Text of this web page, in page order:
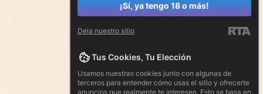
¡Sí, ya tengo 18 o más!
Deja nuestro sitio
Tus Cookies, Tu Elección
Usamos nuestras cookies junto con algunas de
terceros para entender cómo usas el sitio y ofrecerte
anuncios que realmente te interesen. Esto se basa en